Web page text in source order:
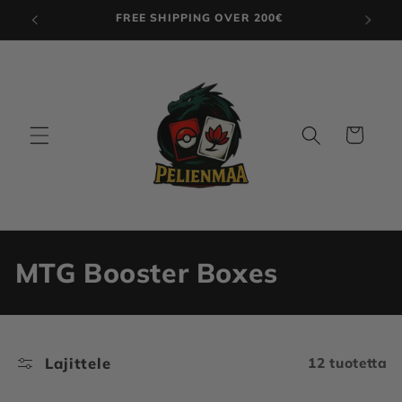
siirry
sisältöön
Helsingintie 1 , Salo
Ostoskori
K
o
o
MTG Booster Boxes
Lajittele 12 tuotetta